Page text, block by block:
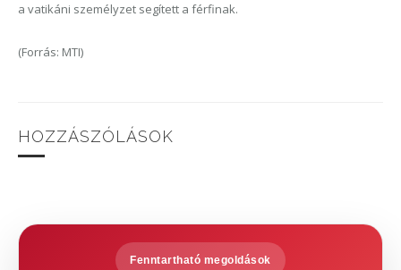
a vatikáni személyzet segített a férfinak.
(Forrás: MTI)
HOZZÁSZÓLÁSOK
Fenntartható megoldások